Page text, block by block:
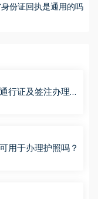
身份证回执是通用的吗
行证及签注办理攻
一站式流程来
用于办理护照吗？